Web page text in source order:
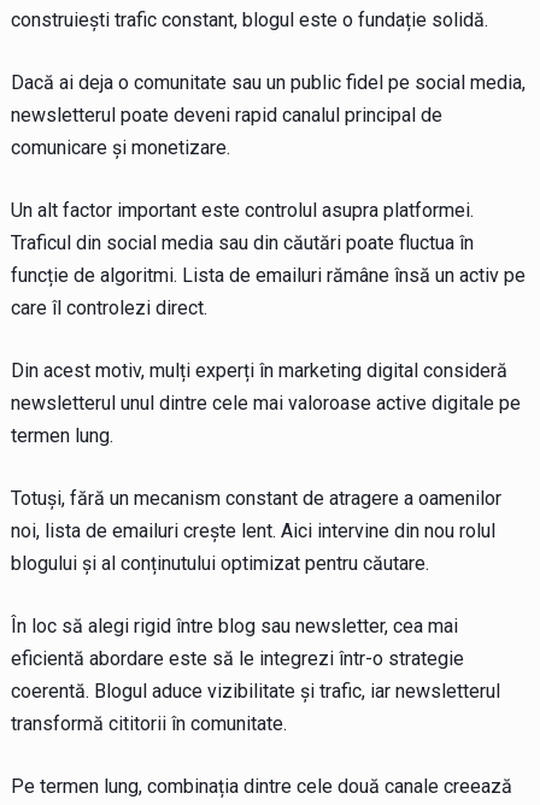
construiești trafic constant, blogul este o fundație solidă.
Dacă ai deja o comunitate sau un public fidel pe social media,
newsletterul poate deveni rapid canalul principal de
comunicare și monetizare.
Un alt factor important este controlul asupra platformei.
Traficul din social media sau din căutări poate fluctua în
funcție de algoritmi. Lista de emailuri rămâne însă un activ pe
care îl controlezi direct.
Din acest motiv, mulți experți în marketing digital consideră
newsletterul unul dintre cele mai valoroase active digitale pe
termen lung.
Totuși, fără un mecanism constant de atragere a oamenilor
noi, lista de emailuri crește lent. Aici intervine din nou rolul
blogului și al conținutului optimizat pentru căutare.
În loc să alegi rigid între blog sau newsletter, cea mai
eficientă abordare este să le integrezi într-o strategie
coerentă. Blogul aduce vizibilitate și trafic, iar newsletterul
transformă cititorii în comunitate.
Pe termen lung, combinația dintre cele două canale creează